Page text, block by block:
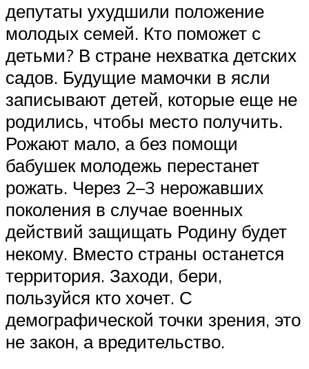
депутаты ухудшили положение
молодых семей. Кто поможет с
детьми? В стране нехватка детских
садов. Будущие мамочки в ясли
записывают детей, которые еще не
родились, чтобы место получить.
Рожают мало, а без помощи
бабушек молодежь перестанет
рожать. Через 2–3 нерожавших
поколения в случае военных
действий защищать Родину будет
некому. Вместо страны останется
территория. Заходи, бери,
пользуйся кто хочет. С
демографической точки зрения, это
не закон, а вредительство.